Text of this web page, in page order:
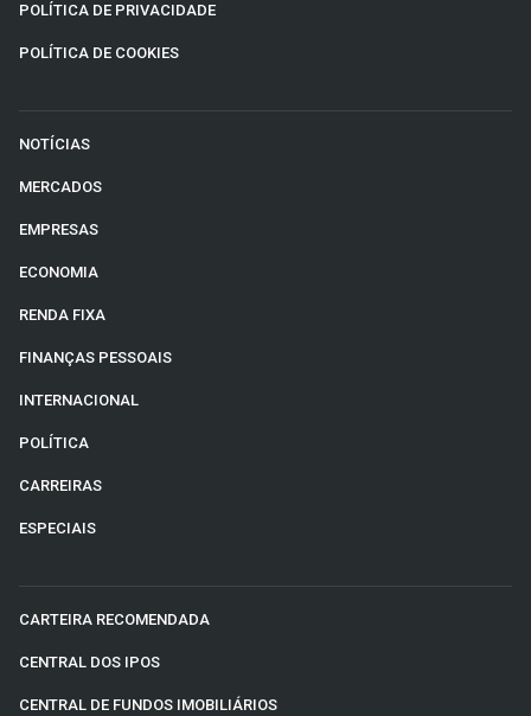
POLÍTICA DE PRIVACIDADE
POLÍTICA DE COOKIES
NOTÍCIAS
MERCADOS
EMPRESAS
ECONOMIA
RENDA FIXA
FINANÇAS PESSOAIS
INTERNACIONAL
POLÍTICA
CARREIRAS
ESPECIAIS
CARTEIRA RECOMENDADA
CENTRAL DOS IPOS
CENTRAL DE FUNDOS IMOBILIÁRIOS